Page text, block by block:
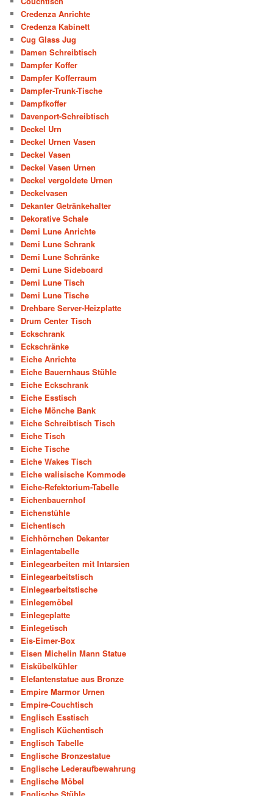
Credenza Anrichte
Credenza Kabinett
Cug Glass Jug
Damen Schreibtisch
Dampfer Koffer
Dampfer Kofferraum
Dampfer-Trunk-Tische
Dampfkoffer
Davenport-Schreibtisch
Deckel Urn
Deckel Urnen Vasen
Deckel Vasen
Deckel Vasen Urnen
Deckel vergoldete Urnen
Deckelvasen
Dekanter Getränkehalter
Dekorative Schale
Demi Lune Anrichte
Demi Lune Schrank
Demi Lune Schränke
Demi Lune Sideboard
Demi Lune Tisch
Demi Lune Tische
Drehbare Server-Heizplatte
Drum Center Tisch
Eckschrank
Eckschränke
Eiche Anrichte
Eiche Bauernhaus Stühle
Eiche Eckschrank
Eiche Esstisch
Eiche Mönche Bank
Eiche Schreibtisch Tisch
Eiche Tisch
Eiche Tische
Eiche Wakes Tisch
Eiche walisische Kommode
Eiche-Refektorium-Tabelle
Eichenbauernhof
Eichenstühle
Eichentisch
Eichhörnchen Dekanter
Einlagentabelle
Einlegearbeiten mit Intarsien
Einlegearbeitstisch
Einlegearbeitstische
Einlegemöbel
Einlegeplatte
Einlegetisch
Eis-Eimer-Box
Eisen Michelin Mann Statue
Eiskübelkühler
Elefantenstatue aus Bronze
Empire Marmor Urnen
Empire-Couchtisch
Englisch Esstisch
Englisch Küchentisch
Englisch Tabelle
Englische Bronzestatue
Englische Lederaufbewahrung
Englische Möbel